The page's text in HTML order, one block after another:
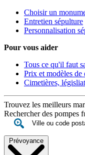
Choisir un
Entretien sépulture
Personnalisation
Pour vous aider
Tous ce qu'il faut
Prix et modèles de
Cimetières,
Trouvez les meilleurs
Rechercher des pompes
Prévoyance